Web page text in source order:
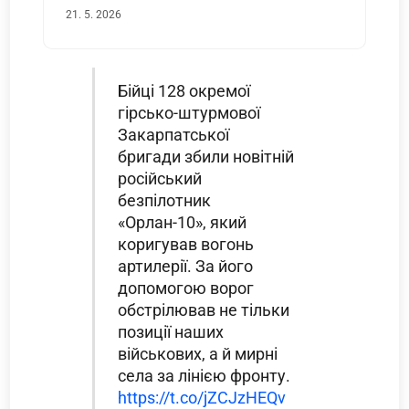
21. 5. 2026
Бійці 128 окремої
гірсько-штурмової
Закарпатської
бригади збили новітній
російський
безпілотник
«Орлан-10», який
коригував вогонь
артилерії. За його
допомогою ворог
обстрілював не тільки
позиції наших
військових, а й мирні
села за лінією фронту.
https://t.co/jZCJzHEQv